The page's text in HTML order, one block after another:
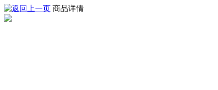
商品详情